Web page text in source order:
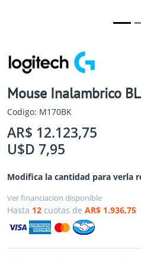
Mouse Inalambrico
Codigo: M170BK
AR$ 12.123,75
U$D 7,95
Modifica la cantidad para verla
Ver financiacion disponible
Hasta 12 cuotas de AR$ 1.936,75